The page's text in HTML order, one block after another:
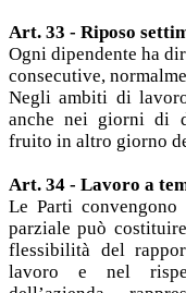
Art. 33 - Riposo
Ogni dipendente ha
consecutive,
Negli ambiti di
anche nei giorni di
fruito in altro giorno
Art. 34 - Lavoro a
Le Parti
parziale può
flessibilità del
lavoro e nel